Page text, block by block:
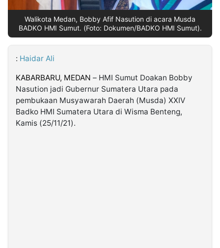
Kabarbaru.co
Walikota Medan, Bobby Afif Nasution di acara Musda
BADKO HMI Sumut. (Foto: Dokumen/BADKO HMI Sumut).
: Haidar Ali
KABARBARU, MEDAN – HMI Sumut Doakan Bobby
Nasution jadi Gubernur Sumatera Utara pada
pembukaan Musyawarah Daerah (Musda) XXIV
Badko HMI Sumatera Utara di Wisma Benteng,
Kamis (25/11/21).